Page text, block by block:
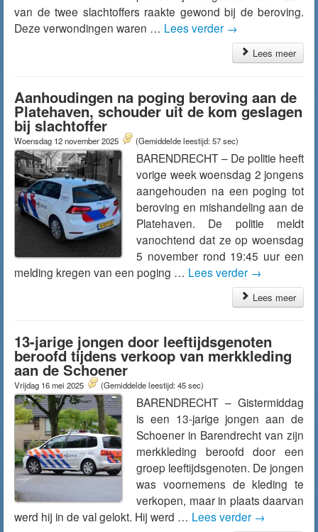
van de twee slachtoffers raakte gewond bij de beroving.
Deze verwondingen waren … Lees verder →
Lees meer
Aanhoudingen na poging beroving aan de
Platehaven, schouder uit de kom geslagen
bij slachtoffer
Woensdag 12 november 2025 (Gemiddelde leestijd: 57 sec)
BARENDRECHT – De politie heeft
vorige week woensdag 2 jongens
aangehouden na een poging tot
beroving en mishandeling aan de
Platehaven. De politie meldt
vanochtend dat ze op woensdag
5 november rond 19:45 uur een
melding kregen van een poging … Lees verder →
Lees meer
13-jarige jongen door leeftijdsgenoten
beroofd tijdens verkoop van merkkleding
aan de Schoener
Vrijdag 16 mei 2025 (Gemiddelde leestijd: 45 sec)
BARENDRECHT – Gistermiddag
is een 13-jarige jongen aan de
Schoener in Barendrecht van zijn
merkkleding beroofd door een
groep leeftijdsgenoten. De jongen
was voornemens de kleding te
verkopen, maar in plaats daarvan
werd hij in de val gelokt. Hij werd … Lees verder →